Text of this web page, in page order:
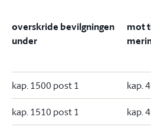
overskride bevilgningen
under
mot
kap. 1500 post 1 kap.
kap. 1510 post 1 kap.